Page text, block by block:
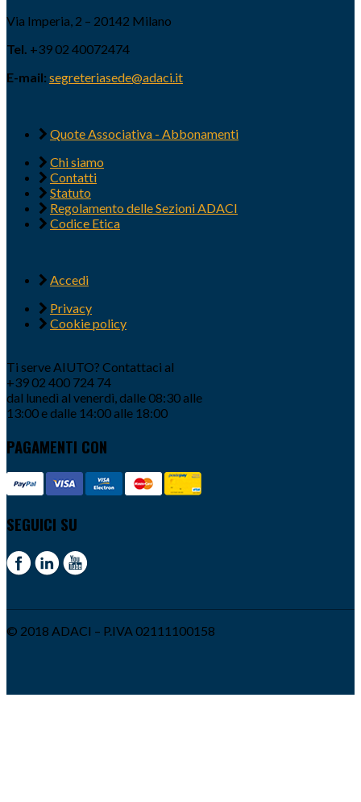
Via Imperia, 2 – 20142 Milano
Tel. +39 02 40072474
E-mail: segreteriasede@adaci.it
Quote Associativa - Abbonamenti
Chi siamo
Contatti
Statuto
Regolamento delle Sezioni ADACI
Codice Etica
Accedi
Privacy
Cookie policy
Ti serve AIUTO? Contattaci al
+39 02 400 724 74
dal lunedì al venerdì, dalle 08:30 alle
13:00 e dalle 14:00 alle 18:00
PAGAMENTI CON
SEGUICI SU
© 2018 ADACI – P.IVA 02111100158